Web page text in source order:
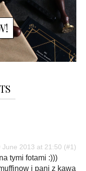
June 2013 at 21:50
tymi fotami :)))
i pani z kawa